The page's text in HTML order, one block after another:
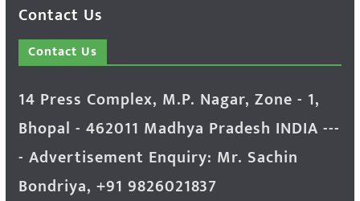
Contact Us
Contact Us
14 Press Complex, M.P. Nagar, Zone - 1,
Bhopal - 462011 Madhya Pradesh INDIA ---
- Advertisement Enquiry: Mr. Sachin
Bondriya, +91 9826021837